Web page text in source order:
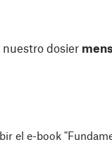
dosier
el e-book